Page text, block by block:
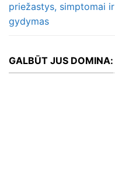
priežastys, simptomai ir
gydymas
GALBŪT JUS DOMINA: